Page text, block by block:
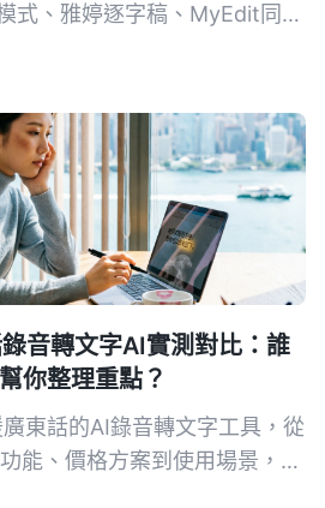
式、雅婷逐字稿、MyEdit同
音轉文字AI實測對比：誰
你整理重點？
東話的AI錄音轉文字工具，從
能、價格方案到使用場景，完